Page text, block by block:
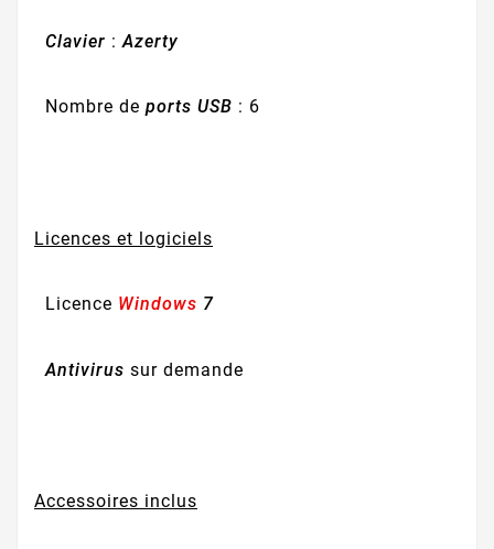
Clavier : Azerty
Nombre de ports USB : 6
Licences et logiciels
Licence Windows 7
Antivirus sur demande
Accessoires inclus